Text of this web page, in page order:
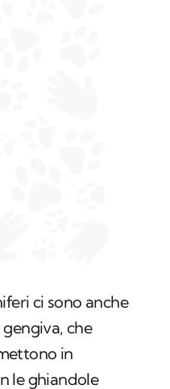
ci sono anche
che
in
le ghiandole